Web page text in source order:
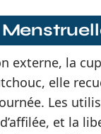
externe, la
elle
Les
et la